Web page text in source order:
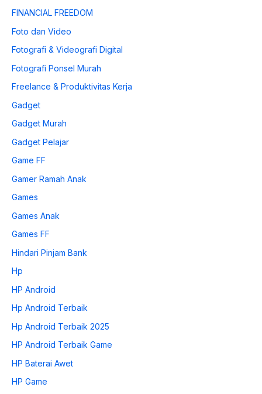
FINANCIAL FREEDOM
Foto dan Video
Fotografi & Videografi Digital
Fotografi Ponsel Murah
Freelance & Produktivitas Kerja
Gadget
Gadget Murah
Gadget Pelajar
Game FF
Gamer Ramah Anak
Games
Games Anak
Games FF
Hindari Pinjam Bank
Hp
HP Android
Hp Android Terbaik
Hp Android Terbaik 2025
HP Android Terbaik Game
HP Baterai Awet
HP Game